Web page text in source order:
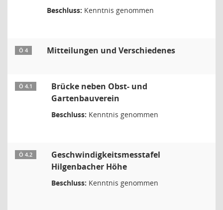
Beschluss: Kenntnis genommen
Ö 4 Mitteilungen und Verschiedenes
Ö 4.1
Brücke neben Obst- und
Gartenbauverein
Beschluss: Kenntnis genommen
Ö 4.2
Geschwindigkeitsmesstafel
Hilgenbacher Höhe
Beschluss: Kenntnis genommen